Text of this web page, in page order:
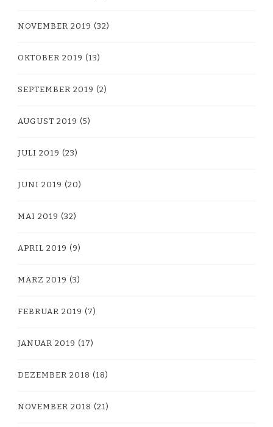
NOVEMBER 2019 (32)
OKTOBER 2019 (13)
SEPTEMBER 2019 (2)
AUGUST 2019 (5)
JULI 2019 (23)
JUNI 2019 (20)
MAI 2019 (32)
APRIL 2019 (9)
MÄRZ 2019 (3)
FEBRUAR 2019 (7)
JANUAR 2019 (17)
DEZEMBER 2018 (18)
NOVEMBER 2018 (21)